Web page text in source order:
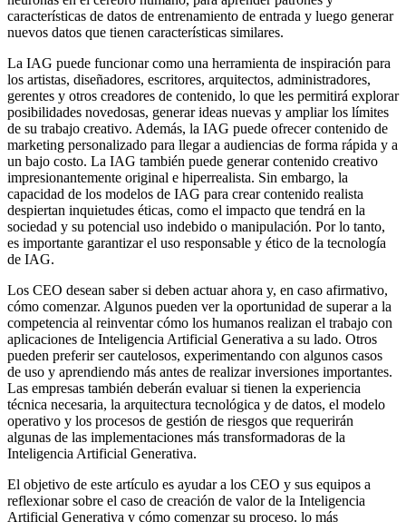
características de datos de entrenamiento de entrada y luego generar
nuevos datos que tienen características similares.
La IAG puede funcionar como una herramienta de inspiración para
los artistas, diseñadores, escritores, arquitectos, administradores,
gerentes y otros creadores de contenido, lo que les permitirá explorar
posibilidades novedosas, generar ideas nuevas y ampliar los límites
de su trabajo creativo. Además, la IAG puede ofrecer contenido de
marketing personalizado para llegar a audiencias de forma rápida y a
un bajo costo. La IAG también puede generar contenido creativo
impresionantemente original e hiperrealista. Sin embargo, la
capacidad de los modelos de IAG para crear contenido realista
despiertan inquietudes éticas, como el impacto que tendrá en la
sociedad y su potencial uso indebido o manipulación. Por lo tanto,
es importante garantizar el uso responsable y ético de la tecnología
de IAG.
Los CEO desean saber si deben actuar ahora y, en caso afirmativo,
cómo comenzar. Algunos pueden ver la oportunidad de superar a la
competencia al reinventar cómo los humanos realizan el trabajo con
aplicaciones de Inteligencia Artificial Generativa a su lado. Otros
pueden preferir ser cautelosos, experimentando con algunos casos
de uso y aprendiendo más antes de realizar inversiones importantes.
Las empresas también deberán evaluar si tienen la experiencia
técnica necesaria, la arquitectura tecnológica y de datos, el modelo
operativo y los procesos de gestión de riesgos que requerirán
algunas de las implementaciones más transformadoras de la
Inteligencia Artificial Generativa.
El objetivo de este artículo es ayudar a los CEO y sus equipos a
reflexionar sobre el caso de creación de valor de la Inteligencia
Artificial Generativa y cómo comenzar su proceso. lo más